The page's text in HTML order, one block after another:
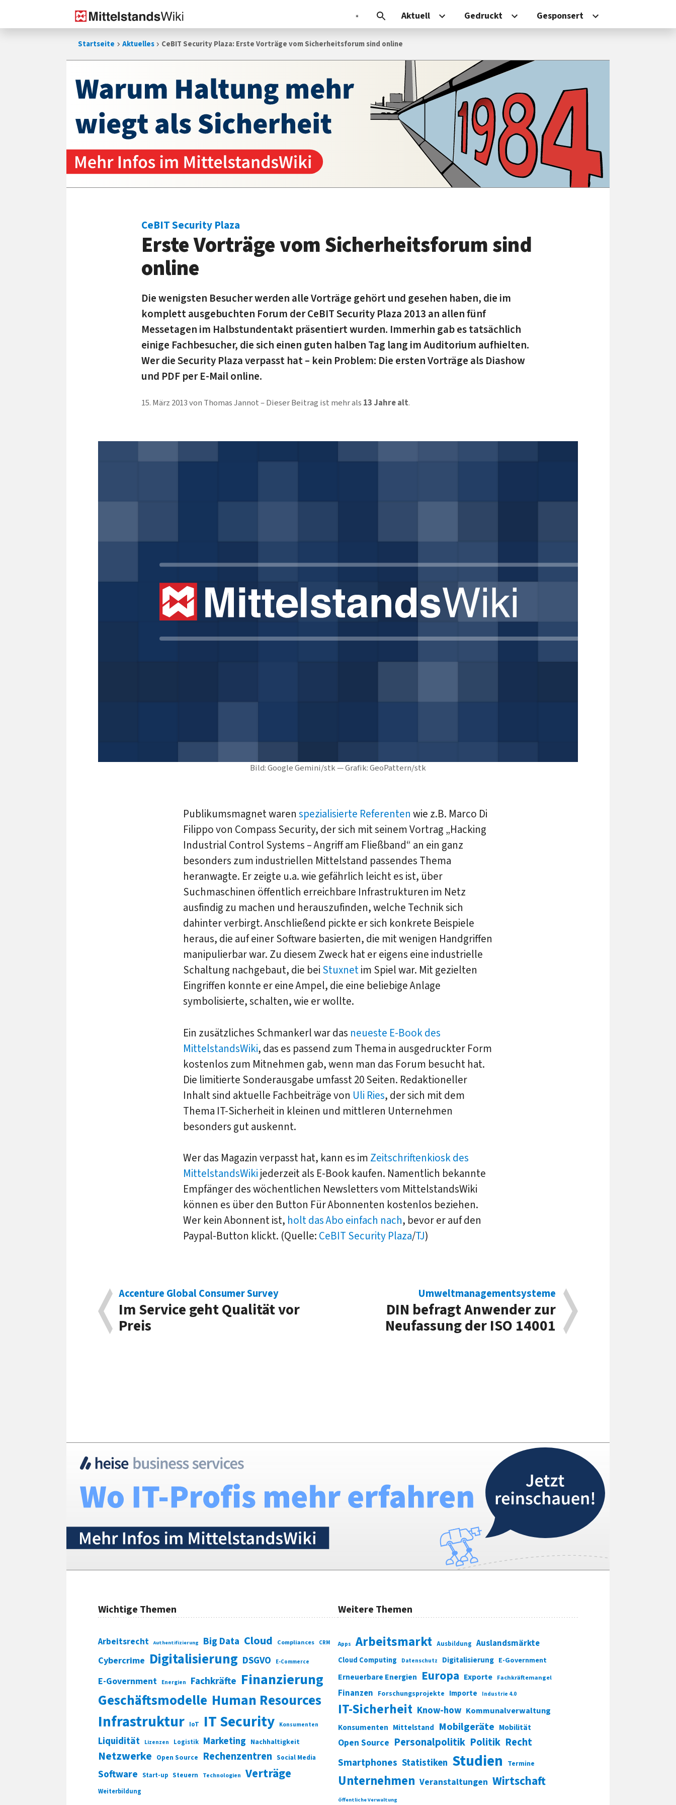
Aktuell Gedruckt Gesponsert
Startseite Aktuelles CeBIT Security Plaza: Erste Vorträge vom Sicherheitsforum sind online
Bild: Google Gemini/stk — Grafik: GeoPattern/stk
CeBIT Security Plaza
Erste Vorträge vom Sicherheitsforum sind
online
Die wenigsten Besucher werden alle Vorträge gehört und gesehen haben, die im
komplett ausgebuchten Forum der CeBIT Security Plaza 2013 an allen fünf
Messetagen im Halbstundentakt präsentiert wurden. Immerhin gab es tatsächlich
einige Fachbesucher, die sich einen guten halben Tag lang im Auditorium aufhielten.
Wer die Security Plaza verpasst hat – kein Problem: Die ersten Vorträge als Diashow
und PDF per E-Mail online.
15. März 2013von Thomas Jannot Dieser Beitrag ist mehr als 13 Jahre alt.
Publikumsmagnet waren spezialisierte Referenten wie z.B. Marco Di
Filippo von Compass Security, der sich mit seinem Vortrag „Hacking
Industrial Control Systems – Angriff am Fließband“ an ein ganz
besonders zum industriellen Mittelstand passendes Thema
heranwagte. Er zeigte u.a. wie gefährlich leicht es ist, über
Suchmaschinen öffentlich erreichbare Infrastrukturen im Netz
ausfindig zu machen und herauszufinden, welche Technik sich
dahinter verbirgt. Anschließend pickte er sich konkrete Beispiele
heraus, die auf einer Software basierten, die mit wenigen Handgriffen
manipulierbar war. Zu diesem Zweck hat er eigens eine industrielle
Schaltung nachgebaut, die bei Stuxnetim Spiel war. Mit gezielten
Eingriffen konnte er eine Ampel, die eine beliebige Anlage
symbolisierte, schalten, wie er wollte.
Ein zusätzliches Schmankerl war das neueste E-Book des
MittelstandsWiki, das es passend zum Thema in ausgedruckter Form
kostenlos zum Mitnehmen gab, wenn man das Forum besucht hat.
Die limitierte Sonderausgabe umfasst 20 Seiten. Redaktioneller
Inhalt sind aktuelle Fachbeiträge von Uli Ries, der sich mit dem
Thema IT-Sicherheit in kleinen und mittleren Unternehmen
besonders gut auskennt.
Wer das Magazin verpasst hat, kann es im Zeitschriftenkiosk des
MittelstandsWiki jederzeit als E-Book kaufen. Namentlich bekannte
Empfänger des wöchentlichen Newsletters vom MittelstandsWiki
können es über den Button Für Abonnenten kostenlos beziehen.
Wer kein Abonnent ist, holt das Abo einfach nach, bevor er auf den
Paypal-Button klickt. (Quelle: CeBIT Security Plaza/TJ)
Accenture Global Consumer Survey
Im Service geht Qualität vor
Preis
Umweltmanagementsysteme
DIN befragt Anwender zur
Neufassung der ISO 14001
Wichtige Themen
Arbeitsrecht Authentifizierung Big Data Cloud Compliances CRM
Cybercrime Digitalisierung DSGVO E-Commerce
E-Government Energien Fachkräfte Finanzierung
Geschäftsmodelle Human Resources
Infrastruktur IoT IT Security Konsumenten
Liquidität Lizenzen Logistik Marketing Nachhaltigkeit
Netzwerke Open Source Rechenzentren Social Media
Software Start-up Steuern Technologien Verträge
Weiterbildung
Weitere Themen
Apps Arbeitsmarkt Ausbildung Auslandsmärkte
Cloud Computing Datenschutz Digitalisierung E-Government
Erneuerbare Energien Europa Exporte Fachkräftemangel
Finanzen Forschungsprojekte Importe Industrie 4.0
IT-Sicherheit Know-how Kommunalverwaltung
Konsumenten Mittelstand Mobilgeräte Mobilität
Open Source Personalpolitik Politik Recht
Smartphones Statistiken Studien Termine
Unternehmen Veranstaltungen Wirtschaft
Öffentliche Verwaltung